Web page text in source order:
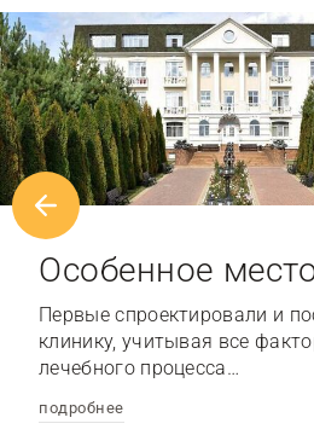
Особенное
Первые спроектировали и
клинику, учитывая все
лечебного процесса…
подробнее